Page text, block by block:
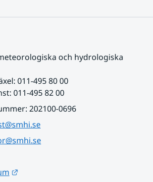
och hydrologiska
011-495 80 00
011-495 82 00
202100-0696